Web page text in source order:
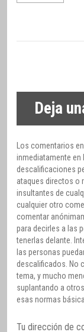
Deja
Los comentarios
inmediatamente en
descalificaciones
ataques directos o
insultantes de
cualquier otro
comentar
para decirles a las
tenerlas delante.
las personas
descalificados. No
tema, y mucho
suplantando a
esas normas
Tu dirección de